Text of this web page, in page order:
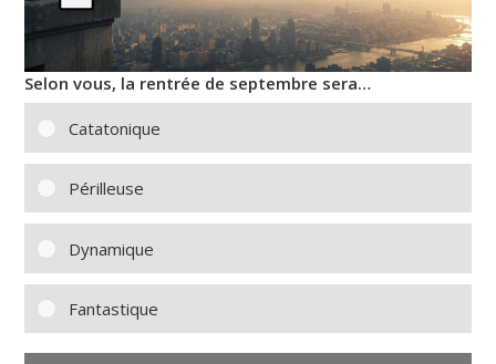
Selon vous, la rentrée de septembre sera…
Catatonique
Périlleuse
Dynamique
Fantastique